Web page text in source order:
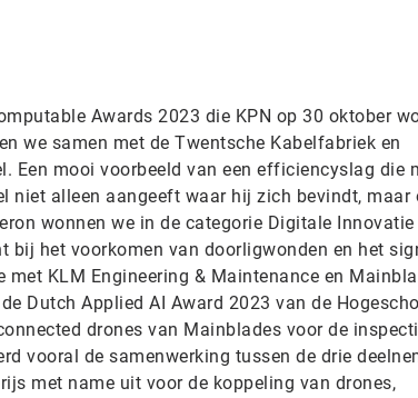
Awards 2023 die KPN op 30 oktober
we samen met de Twentsche Kabelfabriek en
Een mooi voorbeeld van een efficiencyslag die
niet alleen aangeeft waar hij zich bevindt, maar
wonnen we in de categorie Digitale Innovatie
bij het voorkomen van doorligwonden en het
KLM Engineering & Maintenance en
Dutch Applied AI Award 2023 van de
drones van Mainblades voor de
vooral de samenwerking tussen de drie
met name uit voor de koppeling van drones,